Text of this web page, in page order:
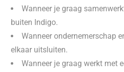
Wanneer je graag
buiten Indigo.
Wanneer ondernemerschap
elkaar uitsluiten.
Wanneer je graag werkt met